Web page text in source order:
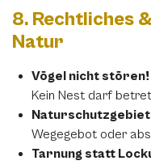
8. Rechtliches
Natur
Vögel nicht stören!
Kein Nest darf
Wegegebot oder
Tarnung statt